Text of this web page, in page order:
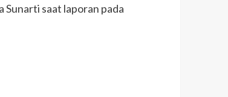
Sunarti saat laporan pada